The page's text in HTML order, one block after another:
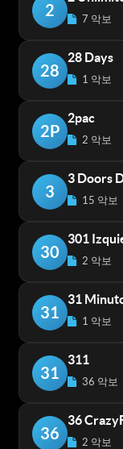
2 7 악보
28
28 Days
1 악보
2P
2pac
2 악보
3
3 Doors
15 악보
30
301
2 악보
31
31
1 악보
31
311
36 악보
36
36
2 악보